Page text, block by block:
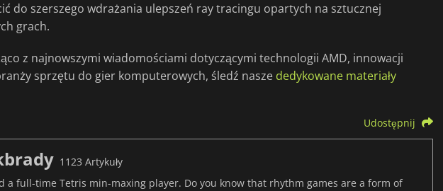
do szerszego wdrażania ulepszeń ray tracingu opartych na sztucznej
grach.
z najnowszymi wiadomościami dotyczącymi technologii AMD, innowacji
sprzętu do gier komputerowych, śledź nasze dedykowane materiały
Udostępnij
1123 Artykuły
a full-time Tetris min-maxing player. Do you know that rhythm games are a form of